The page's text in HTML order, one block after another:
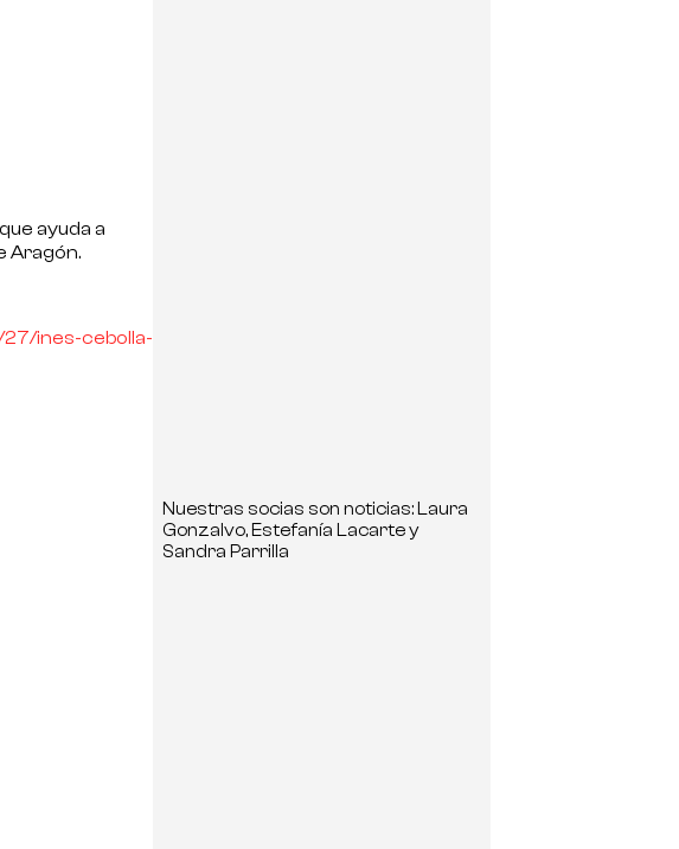
ayuda a
Aragón.
ines-cebolla-
Nuestras socias son noticias: Laura
Gonzalvo, Estefanía Lacarte y
Sandra Parrilla